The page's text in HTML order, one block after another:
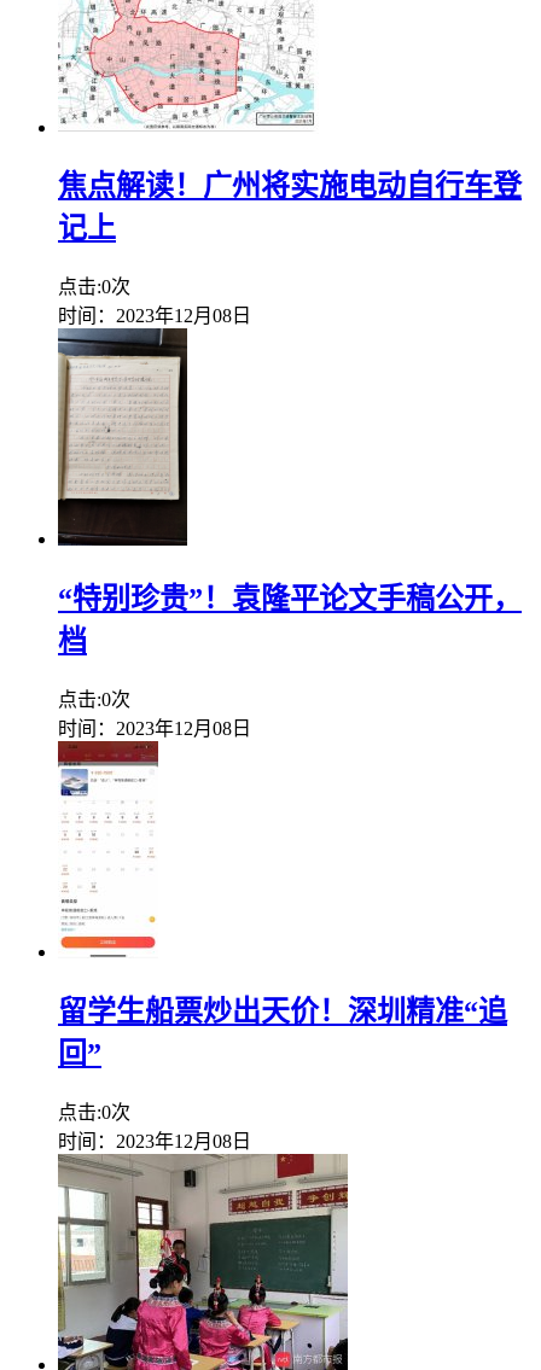
焦点解读！广州将实施电动自行车登
记上
点击:0次
时间：2023年12月08日
“特别珍贵”！袁隆平论文手稿公开，
档
点击:0次
时间：2023年12月08日
留学生船票炒出天价！深圳精准“追
回”
点击:0次
时间：2023年12月08日